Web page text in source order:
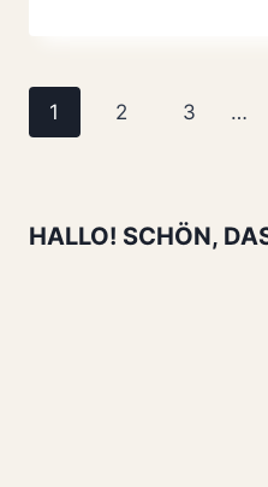
FÜR
1 2 3 …
HALLO! SCHÖN,